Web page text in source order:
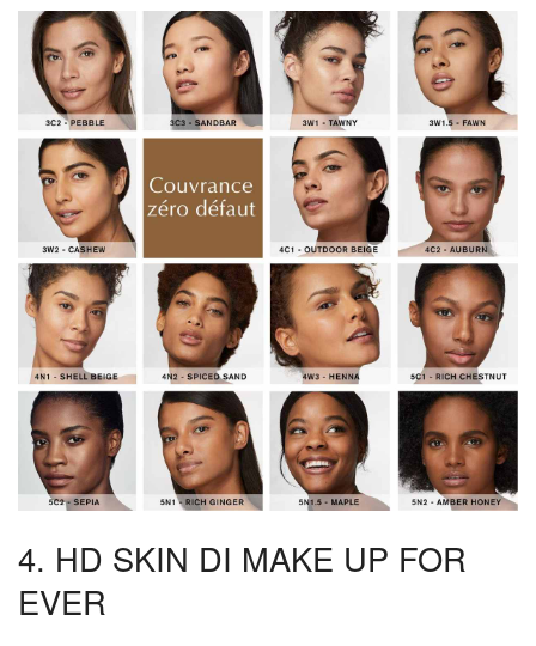
4. HD SKIN DI MAKE UP FOR
EVER